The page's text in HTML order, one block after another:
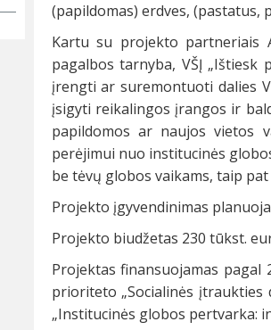
(papildomas) erdves, (pastatus,
Kartu su projekto partneriais
pagalbos tarnyba, VŠĮ „Ištiesk
įrengti ar suremontuoti dalies
įsigyti reikalingos įrangos ir
papildomos ar naujos vietos
perėjimui nuo institucinės
be tėvų globos vaikams, taip
Projekto įgyvendinimas
Projekto biudžetas 230 tūkst.
Projektas finansuojamas
prioriteto „Socialinės įtraukties
„Institucinės globos pertvarka: